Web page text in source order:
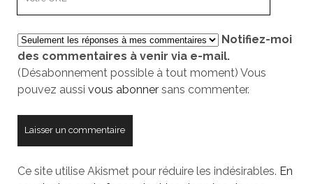
votre
site
Notifiez-moi
des commentaires à venir via e-mail.
(Désabonnement possible à tout moment) Vous
pouvez aussi vous abonnersans commenter.
Ce site utilise Akismet pour réduire les indésirables. En